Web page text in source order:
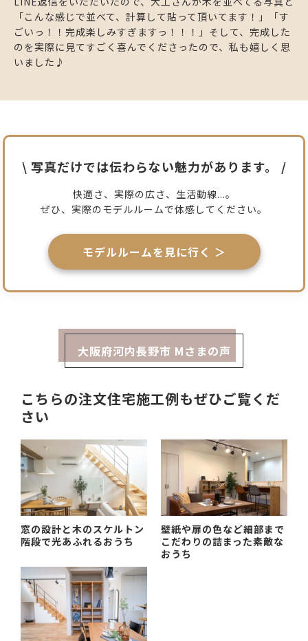
「こんな感じで並べて、計算して貼って頂いてます！」「す
ごいっ！！完成楽しみすぎますっ！！！」そして、完成した
のを実際に見てすごく喜んでくださったので、私も嬉しく思
いました♪
\ 写真だけでは伝わらない魅力があります。 /
快適さ、実際の広さ、生活動線...。
ぜひ、実際のモデルルームで体感してください。
モデルルームを見に行く ＞
大阪府河内長野市 Mさまの声
こちらの注文住宅施工例もぜひご覧くだ
さい
窓の設計と木のスケルトン
階段で光あふれるおうち
壁紙や扉の色など細部まで
こだわりの詰まった素敵な
おうち